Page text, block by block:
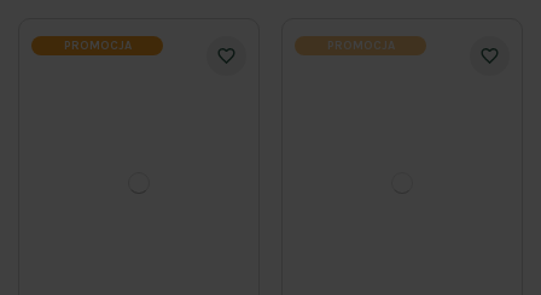
PROMOCJA PROMOCJA